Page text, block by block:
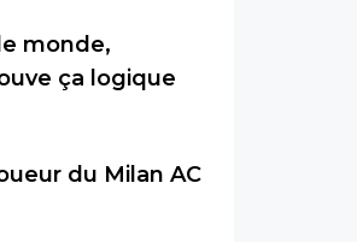
monde,
ça logique
du Milan AC